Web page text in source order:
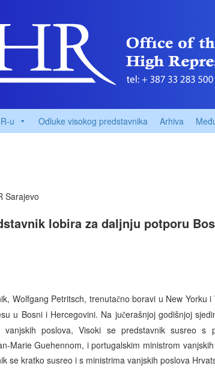
u Odluke visokog predstavnika Arhiva
Sarajevo
lobira za daljnju potporu
Wolfgang Petritsch, trenutačno boravi u New Yorku
u Bosni i Hercegovini. Na jučerašnjoj godišnjoj
vanjskih poslova, Visoki se predstavnik susreo s
Marie Guehennom, i portugalskim ministrom
se kratko susreo i s ministrima vanjskih poslova